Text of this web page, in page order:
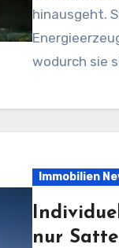
hinausgeht.
wodurch sie
Immobilien
nur